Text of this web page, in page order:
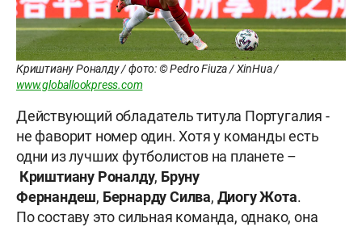
Криштиану Роналду / фото: © Pedro Fiuza / XinHua /
www.globallookpress.com
Действующий обладатель титула Португалия -
не фаворит номер один. Хотя у команды есть
одни из лучших футболистов на планете –
Криштиану Роналду, Бруну
Фернандеш, Бернарду Силва, Диогу Жота.
По составу это сильная команда, однако, она